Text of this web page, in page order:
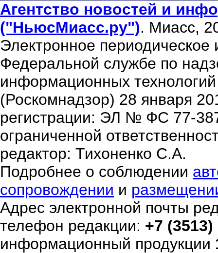
Агентство новостей и
("НьюсМиасс.ру"). Миасс,
Электронное периодическое
Федеральной службе по
информационных
(Роскомнадзор) 28 января
регистрации: ЭЛ № ФС 77-
ограниченной
редактор: Тихоненко С.А.
Подробнее о соблюдении
сопровождении и
Адрес электронной почты
телефон редакции: +7
информационный продукции